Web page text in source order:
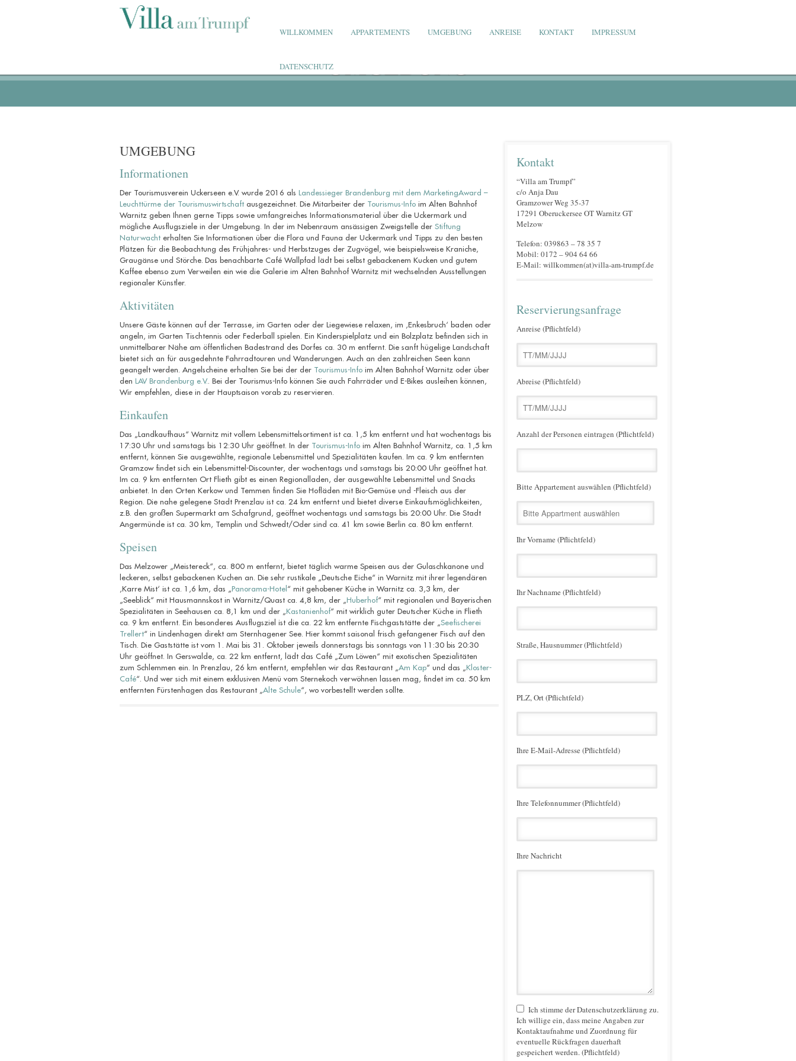
WILLKOMMEN APPARTEMENTS UMGEBUNG ANREISE KONTAKT IMPRESSUM
DATENSCHUTZUMGEBUNG
UMGEBUNG
Informationen
Der Tourismusverein Uckerseen e.V. wurde 2016 als Landessieger Brandenburg mit dem MarketingAward –
Leuchttürme der Tourismuswirtschaft ausgezeichnet. Die Mitarbeiter der Tourismus-Info im Alten Bahnhof
Warnitz geben Ihnen gerne Tipps sowie umfangreiches Informationsmaterial über die Uckermark und
mögliche Ausflugsziele in der Umgebung. In der im Nebenraum ansässigen Zweigstelle der Stiftung
Naturwacht erhalten Sie Informationen über die Flora und Fauna der Uckermark und Tipps zu den besten
Plätzen für die Beobachtung des Frühjahres- und Herbstzuges der Zugvögel, wie beispielsweise Kraniche,
Graugänse und Störche. Das benachbarte Café Wallpfad lädt bei selbst gebackenem Kucken und gutem
Kaffee ebenso zum Verweilen ein wie die Galerie im Alten Bahnhof Warnitz mit wechselnden Ausstellungen
regionaler Künstler.
Aktivitäten
Unsere Gäste können auf der Terrasse, im Garten oder der Liegewiese relaxen, im ‚Enkesbruch‘ baden oder
angeln, im Garten Tischtennis oder Federball spielen. Ein Kinderspielplatz und ein Bolzplatz befinden sich in
unmittelbarer Nähe am öffentlichen Badestrand des Dorfes ca. 30 m entfernt. Die sanft hügelige Landschaft
bietet sich an für ausgedehnte Fahrradtouren und Wanderungen. Auch an den zahlreichen Seen kann
geangelt werden. Angelscheine erhalten Sie bei der der Tourismus-Info im Alten Bahnhof Warnitz oder über
den LAV Brandenburg e.V. . Bei der Tourismus-Info können Sie auch Fahrräder und E-Bikes ausleihen können,
Wir empfehlen, diese in der Hauptsaison vorab zu reservieren.
Einkaufen
Das „Landkaufhaus“ Warnitz mit vollem Lebensmittelsortiment ist ca. 1,5 km entfernt und hat wochentags bis
17:30 Uhr und samstags bis 12:30 Uhr geöffnet. In der Tourismus-Info im Alten Bahnhof Warnitz, ca. 1,5 km
entfernt, können Sie ausgewählte, regionale Lebensmittel und Spezialitäten kaufen. Im ca. 9 km entfernten
Gramzow findet sich ein Lebensmittel-Discounter, der wochentags und samstags bis 20:00 Uhr geöffnet hat.
Im ca. 9 km entfernten Ort Flieth gibt es einen Regionalladen, der ausgewählte Lebensmittel und Snacks
anbietet. In den Orten Kerkow und Temmen finden Sie Hofläden mit Bio-Gemüse und -Fleisch aus der
Region. Die nahe gelegene Stadt Prenzlau ist ca. 24 km entfernt und bietet diverse Einkaufsmöglichkeiten,
z.B. den großen Supermarkt am Schafgrund, geöffnet wochentags und samstags bis 20:00 Uhr. Die Stadt
Angermünde ist ca. 30 km, Templin und Schwedt/Oder sind ca. 41 km sowie Berlin ca. 80 km entfernt.
Speisen
Das Melzower „Meistereck“, ca. 800 m entfernt, bietet täglich warme Speisen aus der Gulaschkanone und
leckeren, selbst gebackenen Kuchen an. Die sehr rustikale „Deutsche Eiche“ in Warnitz mit ihrer legendären
‚Karre Mist‘ ist ca. 1,6 km, das „Panorama-Hotel “ mit gehobener Küche in Warnitz ca. 3,3 km, der
„Seeblick“ mit Hausmannskost in Warnitz/Quast ca. 4,8 km, der „Huberhof“ mit regionalen und Bayerischen
Spezialitäten in Seehausen ca. 8,1 km und der „Kastanienhof“ mit wirklich guter Deutscher Küche in Flieth
ca. 9 km entfernt. Ein besonderes Ausflugsziel ist die ca. 22 km entfernte Fischgaststätte der „Seefischerei
Trellert“ in Lindenhagen direkt am Sternhagener See. Hier kommt saisonal frisch gefangener Fisch auf den
Tisch. Die Gaststätte ist vom 1. Mai bis 31. Oktober jeweils donnerstags bis sonntags von 11:30 bis 20:30
Uhr geöffnet. In Gerswalde, ca. 22 km entfernt, lädt das Café „Zum Löwen“ mit exotischen Spezialitäten
zum Schlemmen ein. In Prenzlau, 26 km entfernt, empfehlen wir das Restaurant „Am Kap“ und das „Kloster-
Café“. Und wer sich mit einem exklusiven Menü vom Sternekoch verwöhnen lassen mag, findet im ca. 50 km
entfernten Fürstenhagen das Restaurant „Alte Schule“, wo vorbestellt werden sollte.
Kontakt
“Villa am Trumpf”
c/o Anja Dau
Gramzower Weg 35-37
17291 Oberuckersee OT Warnitz GT
Melzow
Telefon: 039863 – 78 35 7
Mobil: 0172 – 904 64 66
E-Mail: willkommen(at)villa-am-trumpf.de
Reservierungsanfrage
Anreise (Pflichtfeld)
Abreise (Pflichtfeld)
Anzahl der Personen eintragen (Pflichtfeld)
Bitte Appartement auswählen (Pflichtfeld)
Ihr Vorname (Pflichtfeld)
Ihr Nachname (Pflichtfeld)
Straße, Hausnummer (Pflichtfeld)
PLZ, Ort (Pflichtfeld)
Ihre E-Mail-Adresse (Pflichtfeld)
Ihre Telefonnummer (Pflichtfeld)
Ihre Nachricht
Ich stimme der Datenschutzerklärung zu.
Ich willige ein, dass meine Angaben zur
Kontaktaufnahme und Zuordnung für
eventuelle Rückfragen dauerhaft
gespeichert werden. (Pflichtfeld)